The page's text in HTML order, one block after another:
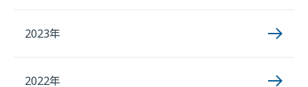
2023年
2022年